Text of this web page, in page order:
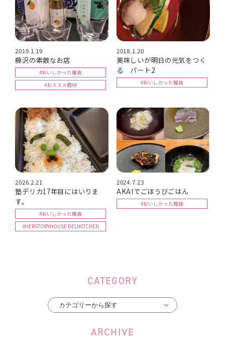
2019.1.19
藤沢の素敵なお店
#おいしかった報告
#おススメ商材
2018.1.20
美味しいが明日の元気をつく
る パート2
#おいしかった報告
2026.2.21
塾デリカ17年目にはいりま
す。
#おいしかった報告
#HERSTORYHOUSE DELIKITCHEN
2024.7.23
AKAIでごほうびごはん
#おいしかった報告
CATEGORY
ARCHIVE